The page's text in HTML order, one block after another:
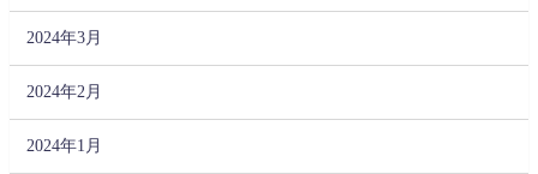
2024年3月
2024年2月
2024年1月